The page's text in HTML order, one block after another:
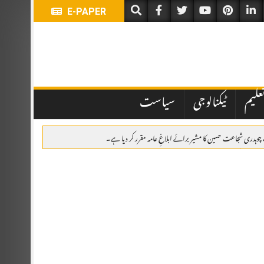
E-PAPER
تعلیم ٹیکنالوجی سیاست
چوہدری شجاعت حسین کا مشیر برائے ابلاغِ عامہ مقرر کر دیا ہے۔
کی چادریں، قرآن خوانی اور خصوصی تقریب